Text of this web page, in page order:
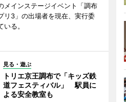
メインステージイベント「調布
リ3」の出場者を現在、実行委
る。
見る・遊ぶ
トリエ京王調布で「キッズ鉄
道フェスティバル」 駅員に
よる安全教室も